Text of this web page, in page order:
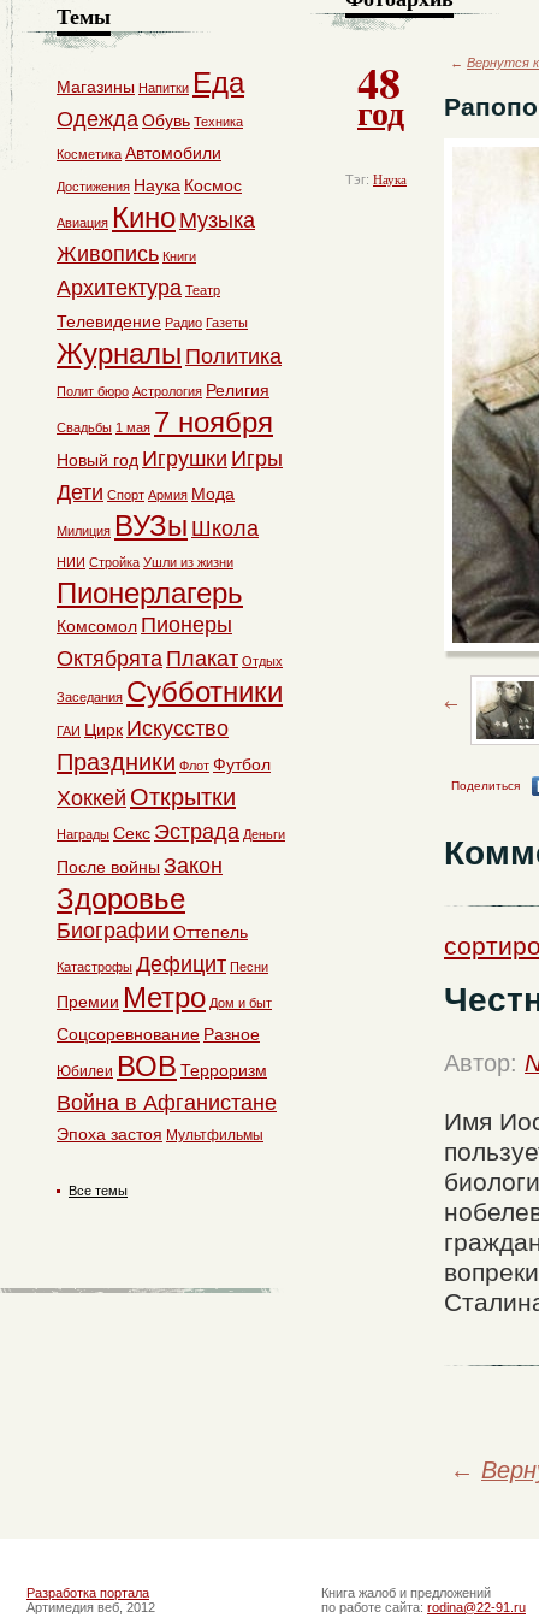
48
год
Тэг: Наука
← Вернутся
Поделиться
Автор:
Имя
←
Темы
Магазины Напитки Еда
ОдеждаОбувь Техника
Косметика Автомобили
Достижения Наука Космос
Авиация Кино Музыка
Живопись Книги
Архитектура Театр
Телевидение Радио Газеты
Журналы Политика
Полит бюро Астрология Религия
Свадьбы 1 мая 7 ноября
Новый год Игрушки Игры
Дети Спорт Армия Мода
Милиция ВУЗы Школа
НИИ Стройка Ушли из жизни
Пионерлагерь
Комсомол Пионеры
Октябрята Плакат Отдых
Заседания Субботники
ГАИ Цирк Искусство
Праздники Флот Футбол
Хоккей Открытки
Награды Секс Эстрада Деньги
После войны Закон
Здоровье
Биографии Оттепель
Катастрофы Дефицит Песни
Премии Метро Дом и быт
Соцсоревнование Разное
Юбилеи ВОВ Терроризм
Война в Афганистане
Эпоха застоя Мультфильмы
Все темы
Разработка портала
Артимедия веб, 2012
Книга жалоб и предложений
по работе сайта: rodina@22-91.ru